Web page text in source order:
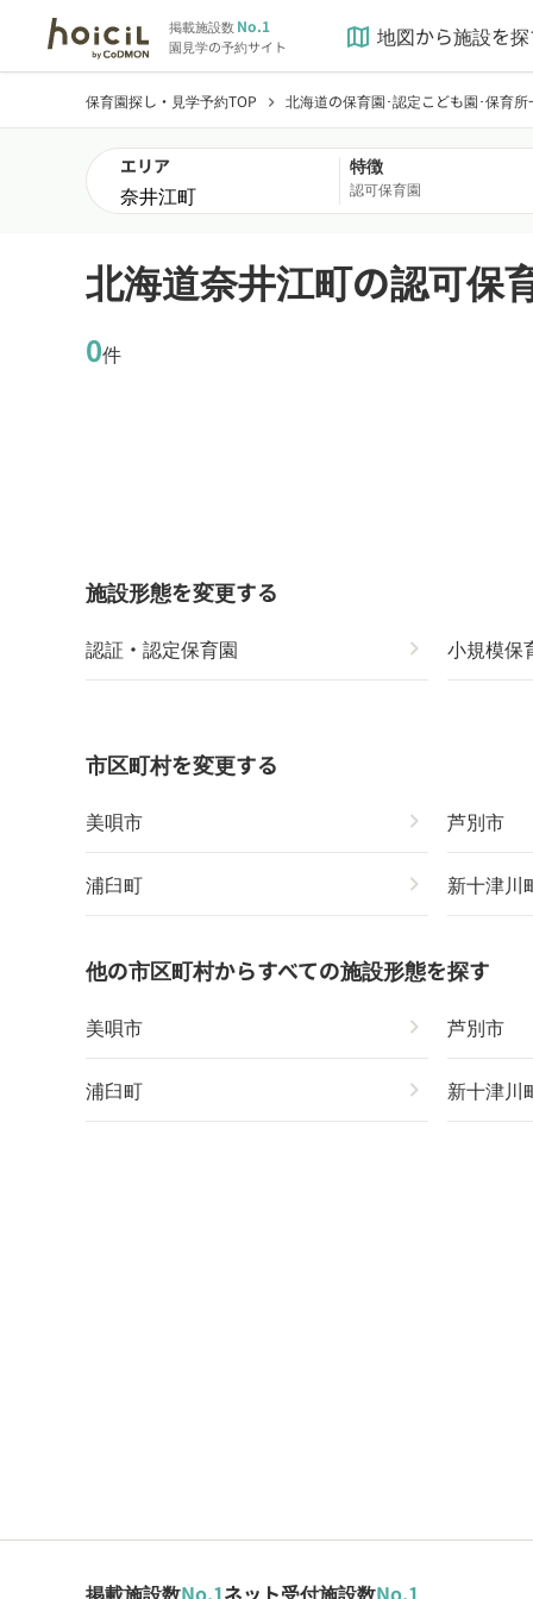
掲載施設数No.1
園見学の予約サイト map 地図から施設を
保育園探し・見学予約TOP chevron_right 北海道の保育園･認定こども園･保育所
エリア 特徴
認可保育園
北海道奈井江町の認可保
0件
施設形態を変更する
認証・認定保育園 chevron_right 小規模保
市区町村を変更する
美唄市 chevron_right 芦別市
浦臼町 chevron_right 新十津川
他の市区町村からすべての施設形態を探す
美唄市 chevron_right 芦別市
浦臼町 chevron_right 新十津川
掲載施設数No.1ネット受付施設数No.1